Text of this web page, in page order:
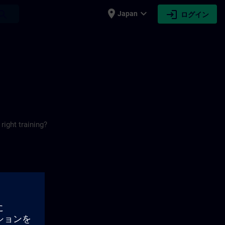
place Japan expand_more login ログイン
training?